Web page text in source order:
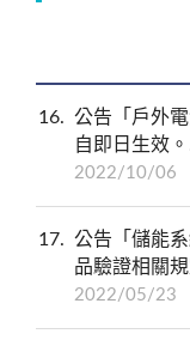
16
公告「戶外
自即日生效
2022/10/06
17
公告「儲能
品驗證相關
2022/05/23